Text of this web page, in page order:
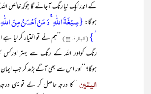
کے اندر ایک نیا رنگ آ جائے گا جوکہ خالص
ہو گا:{صِبۡغَۃَ اللّٰہِ ۚ وَ مَنۡ اَحۡسَنُ مِنَ
۫}(البقرۃ: ۱۳۸)
’’ہم نے تو اختیار کر لیا
رنگ کواور اللہ کے رنگ سے بہتر اورکس
ہوگا؟‘‘اور اس سے بھی آگے بڑھ کر جب ایمان ’’
الیقین ‘‘کا درجہ حاصل کر لے تو یہی